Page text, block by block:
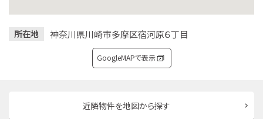
所在地 神奈川県川崎市多摩区宿河原６丁目
GoogleMAPで表示
近隣物件を地図から探す